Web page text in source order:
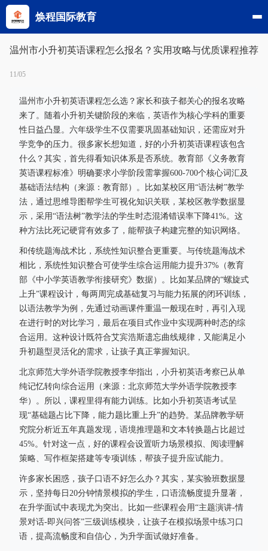
焕程国际教育
温州市小升初英语课程怎么报名？实用攻略与优质课程推荐
11/05
温州市小升初英语课程怎么选？家长和孩子都关心的报名攻略
来了。随着小升初关键阶段的来临，英语作为核心学科的重要
性日益凸显。六年级学生不仅需要巩固基础知识，还需应对升
学竞争的压力。很多家长想知道，好的小升初英语课程该包含
什么？其实，首先得看知识体系是否系统。教育部《义务教育
英语课程标准》明确要求小学阶段需掌握600-700个核心词汇及
基础语法结构（来源：教育部）。比如某校区用“语法树”教学
法，通过思维导图帮学生可视化知识关联，某校区教学数据显
示，采用“语法树”教学法的学生时态混淆错误率下降41%。这
种方法比死记硬背有效多了，能帮孩子构建完整的知识网络。
和传统题海战术比，系统性知识整合更重要。与传统题海战术
相比，系统性知识整合可使学生综合运用能力提升37%（教育
部《中小学英语教学衔接研究》数据）。比如某品牌的“螺旋式
上升”课程设计，每两周完成基础复习与能力拓展的闭环训练，
以语法教学为例，先通过动画课件重温一般现在时，再引入现
在进行时的对比学习，最后在项目式作业中实现两种时态的综
合运用。这种设计既符合艾宾浩斯遗忘曲线规律，又能满足小
升初题型灵活化的需求，让孩子真正掌握知识。
北京师范大学外语学院教授李华指出，小升初英语考察已从单
纯记忆转向综合运用（来源：北京师范大学外语学院教授李
华）。所以，课程里得有能力训练。比如小升初英语考试呈
现“基础题占比下降，能力题比重上升”的趋势。某品牌教学研
究院分析近五年真题发现，语境推理题和文本转换题占比超过
45%。针对这一点，好的课程会设置听力场景模拟、阅读理解
策略、写作框架搭建等专项训练，帮孩子提升应试能力。
许多家长困惑，孩子口语不好怎么办？其实，某实验班数据显
示，坚持每日20分钟情景模拟的学生，口语流畅度提升显著，
在升学面试中表现尤为突出。比如一些课程会用“主题演讲-情
景对话-即兴问答”三级训练模块，让孩子在模拟场景中练习口
语，提高流畅度和自信心，为升学面试做好准备。